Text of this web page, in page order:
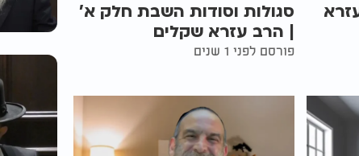
סגולות וסודות השבת חלק א'
| הרב עזרא שקלים
פורסם לפני 1 שנים